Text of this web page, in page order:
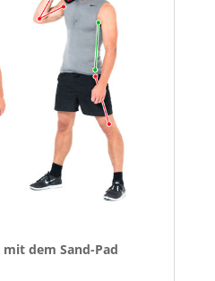
dem Sand-Pad